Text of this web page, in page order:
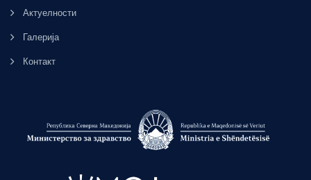
Актуелности
Галерија
Контакт